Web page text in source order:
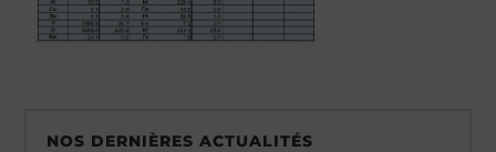
NOS DERNIÈRES ACTUALITÉS